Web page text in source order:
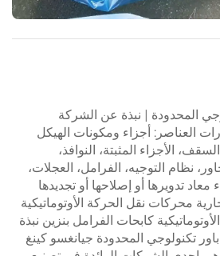
المحدودة | نبذة عن الشركة
العناصر: أجزاء ومكونات الهيكل
الأجزاء المثبتة، النوافذ،
نظام التوجيه، الفرامل، العجلات،
تدويرها أو إصلاحها أو تجديدها
محركات نقل الحركة الأوتوماتيكية
كابحات الفرامل بنزين نبذة
تكنولوجي المحدودة جيانغسو كينغ